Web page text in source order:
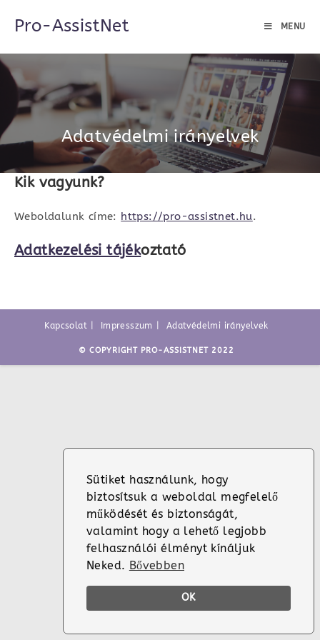
Sütiket használunk, hogy
biztosítsuk a weboldal megfelelő
működését és biztonságát,
valamint hogy a lehető legjobb
felhasználói élményt kínáljuk
Neked. Bővebben
OK
Pro-AssistNet MENU
Adatvédelmi irányelvek
Kik vagyunk?
Weboldalunk címe: https://pro-assistnet.hu.
Adatkezelési tájékoztató
Kapcsolat Impresszum Adatvédelmi irányelvek
© COPYRIGHT PRO-ASSISTNET 2022